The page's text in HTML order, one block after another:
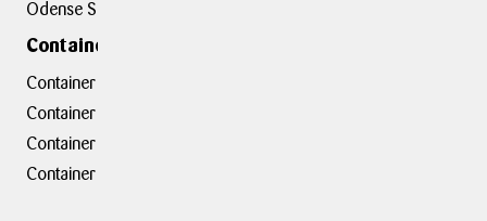
Odense S
Containerafdelinger
Container hovedkontor
Container Hasselager
Container Kolding
Container Taastrup